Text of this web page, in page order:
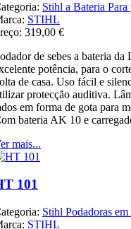
Stihl a Bateria Para
STIHL
319,00 €
de sebes a bateria
potência, para o
de casa. Uso fácil e
protecção auditiva.
em forma de gota para
bateria AK 10 e
mais...
101
Stihl Podadoras
STIHL